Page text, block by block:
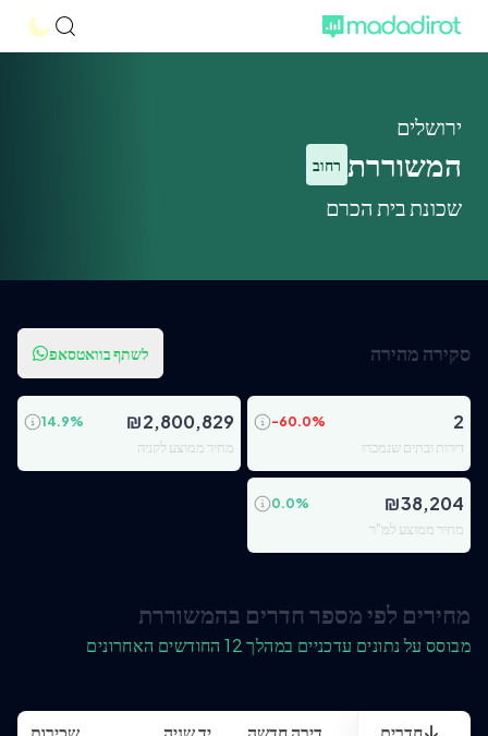
ירושלים
המשוררת רחוב
שכונת בית הכרם
סקירה מהירה לשתף בוואטסאפ
2
-60.0%
דירות ובתים שנמכרו
₪2,800,829
14.9%
מחיר ממוצע לקניה
₪38,204
0.0%
מחיר ממוצע למ"ר
מחירים לפי מספר חדרים בהמשוררת
מבוסס על נתונים עדכניים במהלך 12 החודשים האחרונים